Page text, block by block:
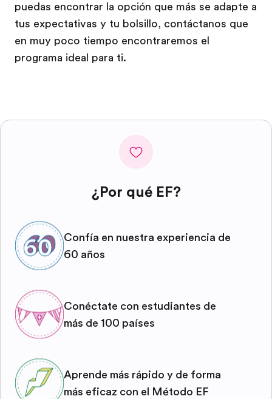
puedas encontrar la opción que más se adapte a
tus expectativas y tu bolsillo, contáctanos que
en muy poco tiempo encontraremos el
programa ideal para ti.
¿Por qué EF?
Confía en nuestra experiencia de
60 años
Conéctate con estudiantes de
más de 100 países
Aprende más rápido y de forma
más eficaz con el Método EF